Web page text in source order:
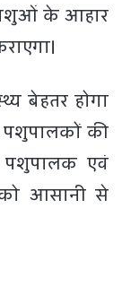
पशुओं के आहार
बेहतर होगा
पशुपालकों की
पशुपालक एवं
आसानी से